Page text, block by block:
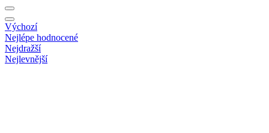
Výchozí
Nejlépe hodnocené
Nejdražší
Nejlevnější